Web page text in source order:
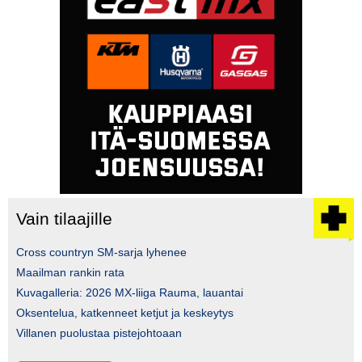
Vain tilaajille
Cross countryn SM-sarja lyhenee
Maailman rankin rata
Kuvagalleria: 2026 MX-liiga Rauma, lauantai
Oksentelua, katkenneet ketjut ja keskeytys
Villanen puolustaa pistejohtoaan